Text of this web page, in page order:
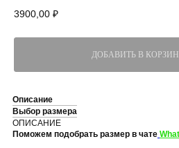
3900,00 ₽
ДОБАВИТЬ В
Описание
Выбор размера
ОПИСАНИЕ
Поможем подобрать размер в чате